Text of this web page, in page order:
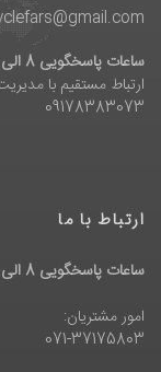
ساعات پاسخگویی 8 الی 16:30
ارتباط مستقیم با
09178383073
ارتباط با ما
ساعات پاسخگویی 8 الی 16:30
امور مشتریان:
071-37175803